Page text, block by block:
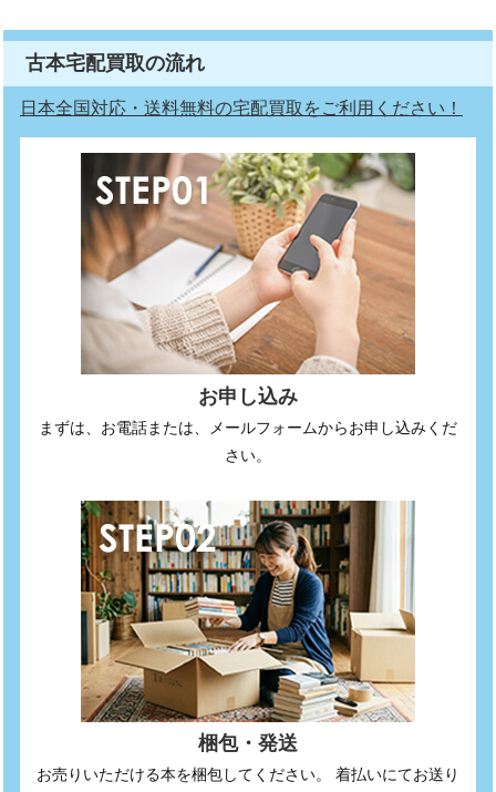
古本宅配買取の流れ
日本全国対応・送料無料の宅配買取をご利用ください！
お申し込み
まずは、お電話または、メールフォームからお申し込みくだ
さい。
梱包・発送
お売りいただける本を梱包してください。 着払いにてお送り